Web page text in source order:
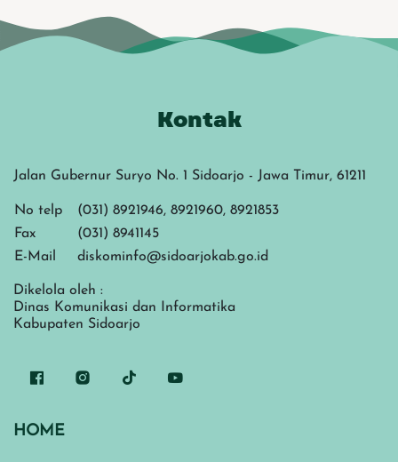
Kontak
Jalan Gubernur Suryo No. 1 Sidoarjo - Jawa Timur, 61211
No telp
(031) 8921946, 8921960, 8921853
Fax
(031) 8941145
E-Mail
diskominfo@sidoarjokab.go.id
Dikelola oleh :
Dinas Komunikasi dan Informatika
Kabupaten Sidoarjo
HOME